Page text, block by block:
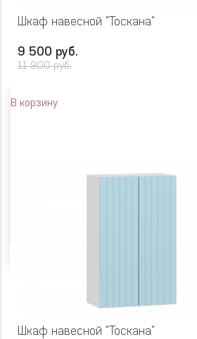
Шкаф навесной "Тоскана"
9 500 руб.
11 900 руб.
В корзину
Шкаф навесной "Тоскана"